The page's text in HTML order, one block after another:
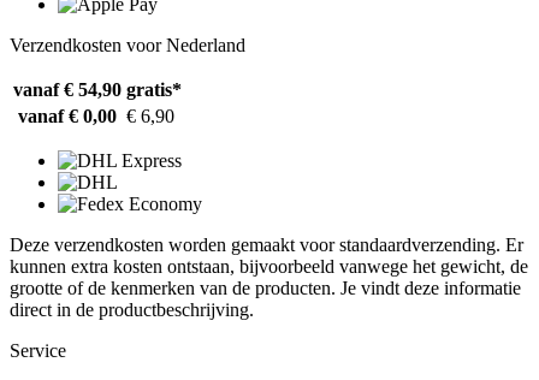
Verzendkosten voor Nederland
vanaf € 54,90 gratis*
vanaf € 0,00 € 6,90
Deze verzendkosten worden gemaakt voor standaardverzending. Er
kunnen extra kosten ontstaan, bijvoorbeeld vanwege het gewicht, de
grootte of de kenmerken van de producten. Je vindt deze informatie
direct in de productbeschrijving.
Service